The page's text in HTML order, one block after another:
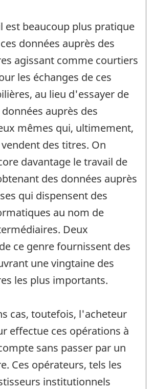
est beaucoup plus pratique
données auprès des
agissant comme courtiers
les échanges de ces
au lieu d'essayer de
auprès des
mêmes qui, ultimement,
des titres. On
davantage le travail de
des données auprès
qui dispensent des
au nom de
Deux
ce genre fournissent des
une vingtaine des
les plus importants.
cas, toutefois, l'acheteur
effectue ces opérations à
sans passer par un
Ces opérateurs, tels les
institutionnels